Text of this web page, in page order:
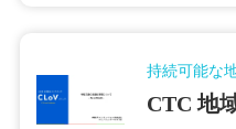
持続可能な
CTC 地